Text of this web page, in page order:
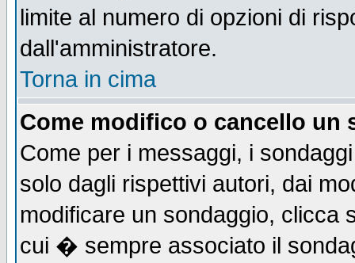
limite al numero di opzioni di
dall'amministratore.
Torna in cima
Come modifico o cancello un
Come per i messaggi, i
solo dagli rispettivi autori, dai
modificare un sondaggio, clicca
cui � sempre associato il